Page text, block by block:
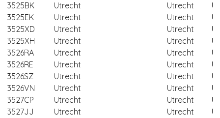
3525BK
Utrecht Utrecht
3525EK
Utrecht Utrecht
3525XD
Utrecht Utrecht
3525XH
Utrecht Utrecht
3526RA
Utrecht Utrecht
3526RE
Utrecht Utrecht
3526SZ
Utrecht Utrecht
3526VN
Utrecht Utrecht
3527CP
Utrecht Utrecht
3527JJ
Utrecht Utrecht